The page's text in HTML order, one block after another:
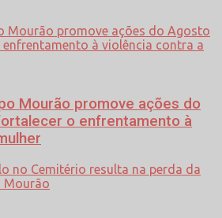
Mourão promove ações do
o enfrentamento à